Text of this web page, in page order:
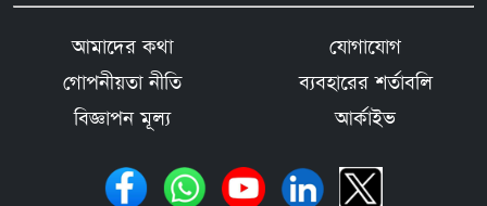
আমাদের কথা
যোগাযোগ
গোপনীয়তা নীতি
ব্যবহারের শর্তাবলি
বিজ্ঞাপন মূল্য
আর্কাইভ